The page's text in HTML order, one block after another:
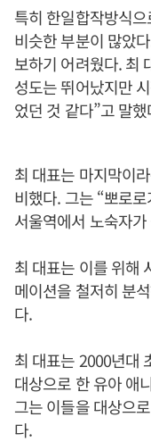
특히 한일합작방식
비슷한 부분이 많았
보하기 어려웠다. 최
성도는 뛰어났지만
었던 것 같다”고 말했
최 대표는 마지막이
비했다. 그는 “뽀로
서울역에서 노숙자
최 대표는 이를 위해
메이션을 철저히 분
다.
최 대표는 2000년대
대상으로 한 유아 애
그는 이들을 대상으
다.